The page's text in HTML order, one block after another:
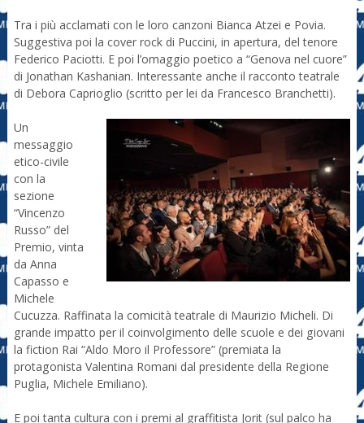
Tra i più acclamati con le loro canzoni Bianca Atzei e Povia.
Suggestiva poi la cover rock di Puccini, in apertura, del tenore
Federico Paciotti. E poi l’omaggio poetico a “Genova nel cuore”
di Jonathan Kashanian. Interessante anche il racconto teatrale
di Debora Caprioglio (scritto per lei da Francesco Branchetti).
Un
messaggio
etico-civile
con la
sezione
“Vincenzo
Russo” del
Premio, vinta
da Anna
Capasso e
Michele
Cucuzza. Raffinata la comicità teatrale di Maurizio Micheli. Di
grande impatto per il coinvolgimento delle scuole e dei giovani
la fiction Rai “Aldo Moro il Professore” (premiata la
protagonista Valentina Romani dal presidente della Regione
Puglia, Michele Emiliano).
E poi tanta cultura con i premi al graffitista Jorit (sul palco ha